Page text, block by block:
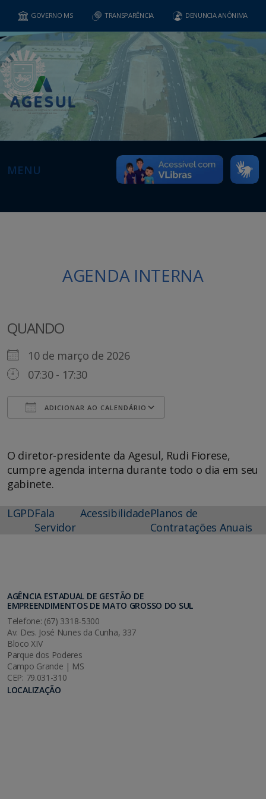
GOVERNO MS TRANSPARÊNCIA DENUNCIA ANÔNIMA
MENU
AGENDA INTERNA
QUANDO
10 de março de 2026
07:30 - 17:30
ADICIONAR AO CALENDÁRIO
O diretor-presidente da Agesul, Rudi Fiorese,
cumpre agenda interna durante todo o dia em seu
gabinete.
LGPDFala
Servidor
AcessibilidadePlanos de
Contratações Anuais
AGÊNCIA ESTADUAL DE GESTÃO DE
EMPREENDIMENTOS DE MATO GROSSO DO SUL
Telefone: (67) 3318-5300
Av. Des. José Nunes da Cunha, 337
Bloco XIV
Parque dos Poderes
Campo Grande | MS
CEP: 79.031-310
LOCALIZAÇÃO